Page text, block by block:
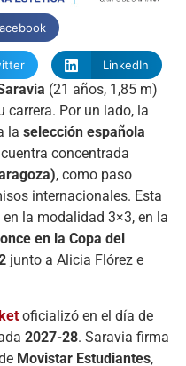
LinkedIn
(21 años, 1,85 m)
carrera. Por un lado, la
la selección española
concentrada
, como paso
internacionales. Esta
la modalidad 3×3, en la
en la Copa del
junto a Alicia Flórez e
oficializó en el día de
2027-28. Saravia firma
Movistar Estudiantes,